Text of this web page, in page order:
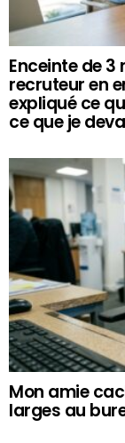
Enceinte de
recruteur en
expliqué ce
ce que je
Mon amie
larges au